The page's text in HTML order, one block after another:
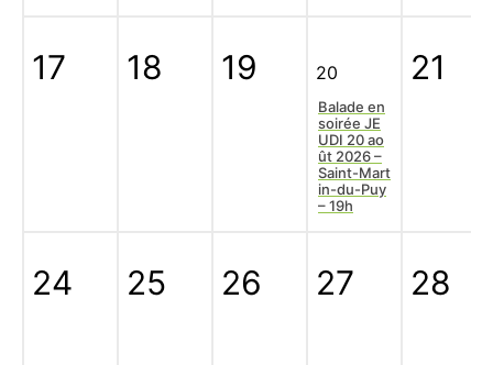
17 18 19 20
Balade en
soirée JE
UDI 20 ao
ût 2026 –
Saint-Mart
in-du-Puy
– 19h
21
24 25 26 27 28